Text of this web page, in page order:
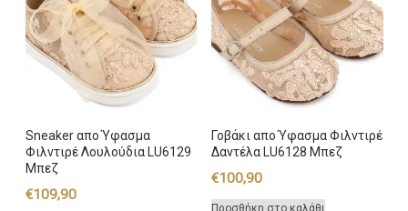
Sneaker απο Ύφασμα
Φιλντιρέ Λουλούδια LU6129
Μπεζ
€109,90
Γοβάκι απο Ύφασμα Φιλντιρέ
Δαντέλα LU6128 Μπεζ
€100,90
Προσθήκη στο καλάθι